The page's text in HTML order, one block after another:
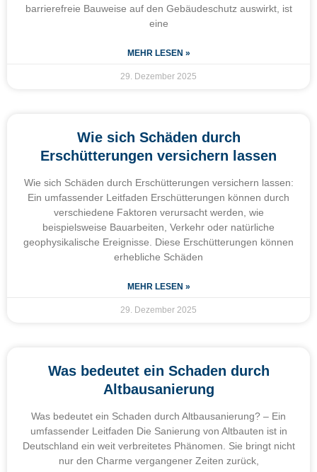
barrierefreie Bauweise auf den Gebäudeschutz auswirkt, ist
eine
MEHR LESEN »
29. Dezember 2025
Wie sich Schäden durch
Erschütterungen versichern lassen
Wie sich Schäden durch Erschütterungen versichern lassen:
Ein umfassender Leitfaden Erschütterungen können durch
verschiedene Faktoren verursacht werden, wie
beispielsweise Bauarbeiten, Verkehr oder natürliche
geophysikalische Ereignisse. Diese Erschütterungen können
erhebliche Schäden
MEHR LESEN »
29. Dezember 2025
Was bedeutet ein Schaden durch
Altbausanierung
Was bedeutet ein Schaden durch Altbausanierung? – Ein
umfassender Leitfaden Die Sanierung von Altbauten ist in
Deutschland ein weit verbreitetes Phänomen. Sie bringt nicht
nur den Charme vergangener Zeiten zurück,